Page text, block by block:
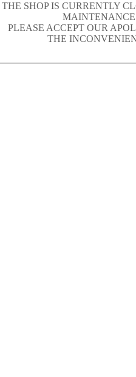
THE SHOP IS CURRENTLY
PLEASE ACCEPT OUR
THE